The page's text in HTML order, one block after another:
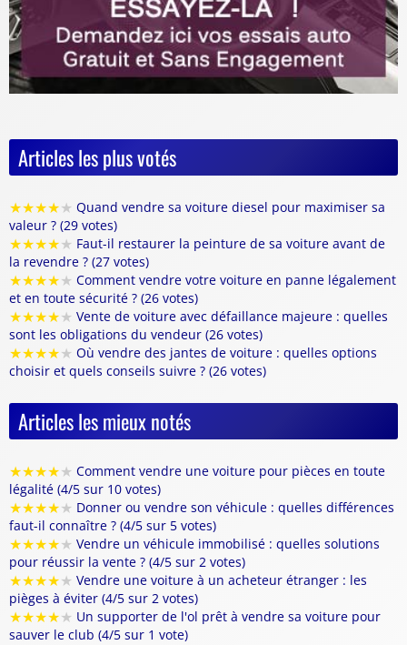
Articles les plus votés
★★★★★ Quand vendre sa voiture diesel pour maximiser sa
valeur ? (29 votes)
★★★★★ Faut-il restaurer la peinture de sa voiture avant de
la revendre ? (27 votes)
★★★★★ Comment vendre votre voiture en panne légalement
et en toute sécurité ? (26 votes)
★★★★★ Vente de voiture avec défaillance majeure : quelles
sont les obligations du vendeur (26 votes)
★★★★★ Où vendre des jantes de voiture : quelles options
choisir et quels conseils suivre ? (26 votes)
Articles les mieux notés
★★★★★ Comment vendre une voiture pour pièces en toute
légalité (4/5 sur 10 votes)
★★★★★ Donner ou vendre son véhicule : quelles différences
faut-il connaître ? (4/5 sur 5 votes)
★★★★★ Vendre un véhicule immobilisé : quelles solutions
pour réussir la vente ? (4/5 sur 2 votes)
★★★★★ Vendre une voiture à un acheteur étranger : les
pièges à éviter (4/5 sur 2 votes)
★★★★★ Un supporter de l'ol prêt à vendre sa voiture pour
sauver le club (4/5 sur 1 vote)